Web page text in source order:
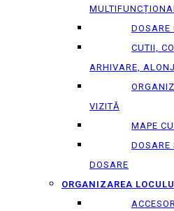
DOSARE
CUTII,
ARHIVARE,
VIZITĂ
MAPE
DOSARE
DOSARE
ORGANIZAREA